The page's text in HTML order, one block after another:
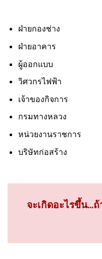
ฝ่ายกองช่าง
ฝ่ายอาคาร
ผู้ออกแบบ
วิศวกรไฟฟ้า
เจ้าของกิจการ
กรมทางหลวง
หน่วยงานราชการ
บริษัทก่อสร้าง
จะเกิดอะไรขึ้น